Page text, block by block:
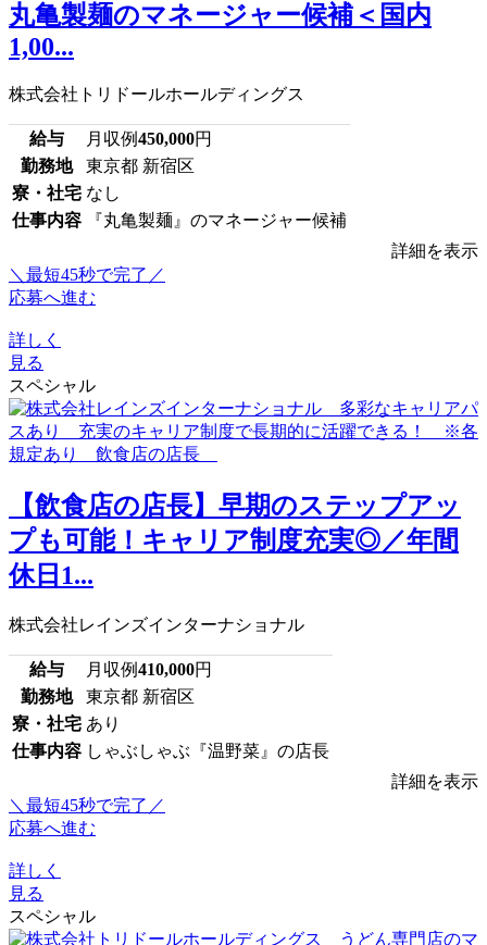
丸亀製麺のマネージャー候補＜国内
1,00...
株式会社トリドールホールディングス
給与 月収例450,000円
勤務地
東京都 新宿区
寮・社宅 なし
仕事内容
『丸亀製麺』のマネージャー候補
詳細を表示
＼最短45秒で完了／
応募へ進む
詳しく
見る
スペシャル
【飲食店の店長】早期のステップアッ
プも可能！キャリア制度充実◎／年間
休日1...
株式会社レインズインターナショナル
給与 月収例410,000円
勤務地
東京都 新宿区
寮・社宅 あり
仕事内容 しゃぶしゃぶ『温野菜』の店長
詳細を表示
＼最短45秒で完了／
応募へ進む
詳しく
見る
スペシャル